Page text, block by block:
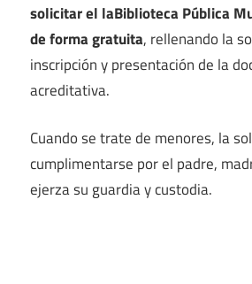
solicitar el laBiblioteca Pública
de forma gratuita, rellenando la
inscripción y presentación de la
acreditativa.
Cuando se trate de menores, la
cumplimentarse por el padre,
ejerza su guardia y custodia.